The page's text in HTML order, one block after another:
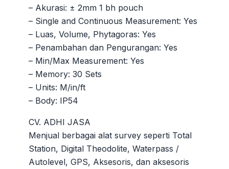
– Akurasi: ± 2mm 1 bh pouch
– Single and Continuous Measurement: Yes
– Luas, Volume, Phytagoras: Yes
– Penambahan dan Pengurangan: Yes
– Min/Max Measurement: Yes
– Memory: 30 Sets
– Units: M/in/ft
– Body: IP54
CV. ADHI JASA
Menjual berbagai alat survey seperti Total
Station, Digital Theodolite, Waterpass /
Autolevel, GPS, Aksesoris, dan aksesoris